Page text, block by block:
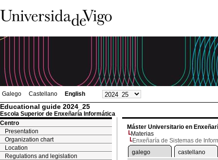
Galego Castellano English
Educational guide 2024_25
Escola Superior de Enxeñaría Informática
Centro
Presentation
Organization chart
Location
Regulations and legislation
Máster Universitario en
Materias
Enxeñaría de Sistemas de
galego
castellano